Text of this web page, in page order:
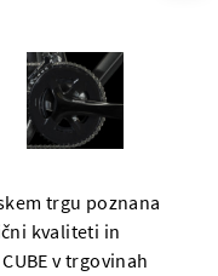
trgu poznana
kvaliteti in
v trgovinah